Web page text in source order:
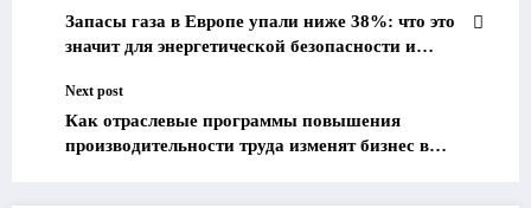
Запасы газа в Европе упали ниже 38%: что это
значит для энергетической безопасности и
Next post
Как отраслевые программы повышения
производительности труда изменят бизнес в